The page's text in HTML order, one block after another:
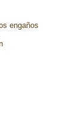
engaños